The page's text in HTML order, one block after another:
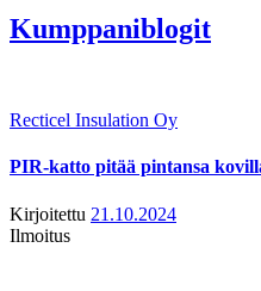
Kumppaniblogit
Recticel Insulation Oy
PIR-katto pitää pintansa
Kirjoitettu 21.10.2024
Ilmoitus